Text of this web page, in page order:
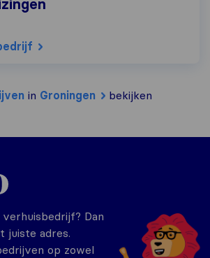
in Groningen bekijken
Dan
juiste adres.
op zowel